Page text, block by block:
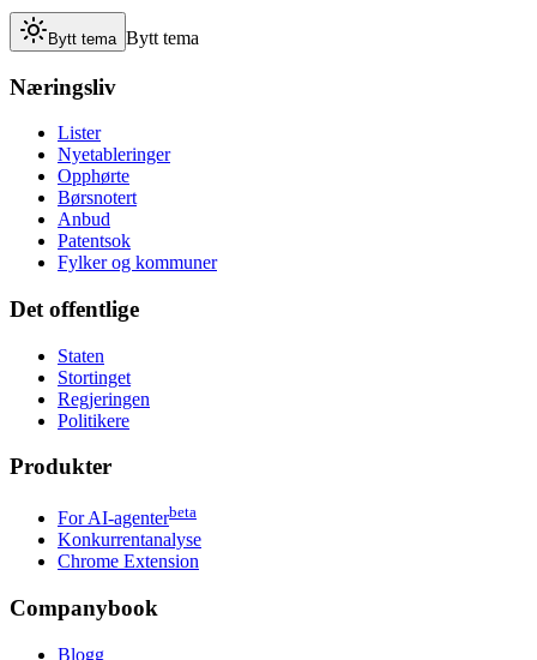
Bytt tema Bytt tema
Næringsliv
Lister
Nyetableringer
Opphørte
Børsnotert
Anbud
Patentsok
Fylker og kommuner
Det offentlige
Staten
Stortinget
Regjeringen
Politikere
Produkter
For AI-agenterbeta
Konkurrentanalyse
Chrome Extension
Companybook
Blogg